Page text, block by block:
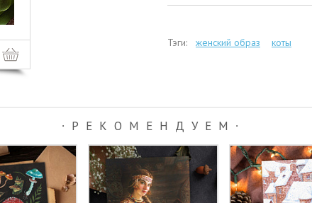
Тэги: женский образ коты
∙РЕКОМЕНДУЕМ∙